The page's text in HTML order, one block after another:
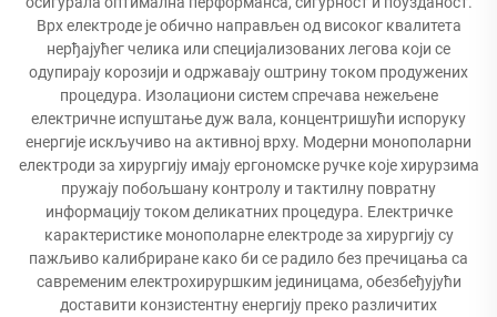
Врх електроде је обично направљен од високог квалитета
нерђајућег челика или специјализованих легова који се
одупирају корозији и одржавају оштрину током продужених
процедура. Изолациони систем спречава нежељене
електричне испуштање дуж вала, концентришући испоруку
енергије искључиво на активној врху. Модерни монополарни
електроди за хирургију имају ергономске ручке које хирурзима
пружају побољшану контролу и тактилну повратну
информацију током деликатних процедура. Електричке
карактеристике монополарне електроде за хирургију су
пажљиво калибриране како би се радило без пречицања са
савременим електрохируршким јединицама, обезбеђујући
доставити конзистентну енергију преко различитих